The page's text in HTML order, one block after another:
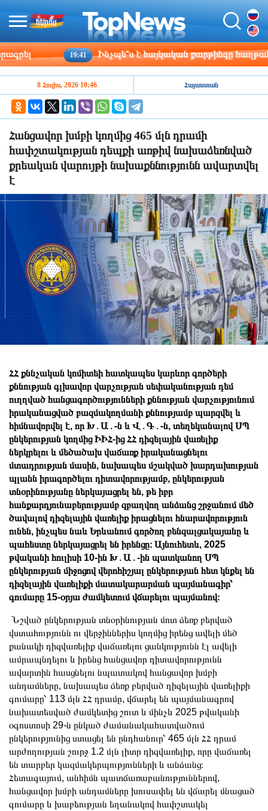
19:41 Ինչպե՞ս է հայկական քարթինգը
8 Հուլիս, 2026 10:46 Հայաստան
Հանցավոր խմբի կողմից 465 մլն դրամի
հափշտակության դեպքի առթիվ նախաձեռնված
քրեական վարույթի նախաքննությունն ավարտվել
է
ՀՀ քննչական կոմիտեի հատկապես կարևոր գործերի
քննության գլխավոր վարչության սեփականության դեմ
ուղղված հանցագործությունների քննության վարչությունում
իրականացված բազմակողմանի քննությամբ պարզվել և
հիմնավորվել է, որ Խ․Ա․-ն և Վ․Գ․-ն, տեղեկանալով ՍՊ
ընկերության կողմից ԻԻՀ-ից ՀՀ դիզելային վառելիք
ներկրելու և մեծածախ վաճառք իրականացնելու
մտադրության մասին, նախապես մշակված խարդախության
պլանն իրագործելու դիտավորությամբ, ընկերության
տնօրինությանը ներկայացրել են, թե իբր
հանքարդյունաբերությամբ զբաղվող անձանց շրջանում մեծ
ծավալով դիզելային վառելիք իրացնելու հնարավորություն
ունեն, ինչպես նաև Երևանում գործող բենզալցակայանը և
պահեստը ներկայացրել են իրենցը։ Այնուհետև, 2025
թվականի հուլիսի 10-ին Խ․Ա․-ին պատկանող ՍՊ
ընկերության միջոցով վերոհիշյալ ընկերության հետ կնքել են
դիզելային վառելիքի մատակարարման պայմանագիր՝
գումարը 15-օրյա ժամկետում վճարելու պայմանով։
Նշված ընկերության տնօրինության մոտ ձեռք բերված
վստահությունն ու վերջիններիս կողմից իրենց ավելի մեծ
քանակի դիզվառելիք վաճառելու ցանկությունն էլ ավելի
ամրապնդելու և իրենց հանցավոր դիտավորությունն
ավարտին հասցնելու նպատակով հանցավոր խմբի
անդամները, նախապես ձեռք բերված դիզելային վառելիքի
գումարը՝ 113 մլն ՀՀ դրամը, վճարել են պայմանագրով
նախատեսված ժամկետից շուտ և մինչև 2025 թվականի
օգոստոսի 29-ն ընկած ժամանակահատվածում
ընկերությունից ստացել են ընդհանուր՝ 465 մլն ՀՀ դրամ
արժողության շուրջ 1.2 մլն լիտր դիզվառելիք, որը վաճառել
են տարբեր կազմակերպությունների և անձանց։
Հետագայում, անհիմն պատճառաբանություններով,
հանցավոր խմբի անդամները խուսափել են վճարել մնացած
գումարը և խաբեության եղանակով հափշտակել